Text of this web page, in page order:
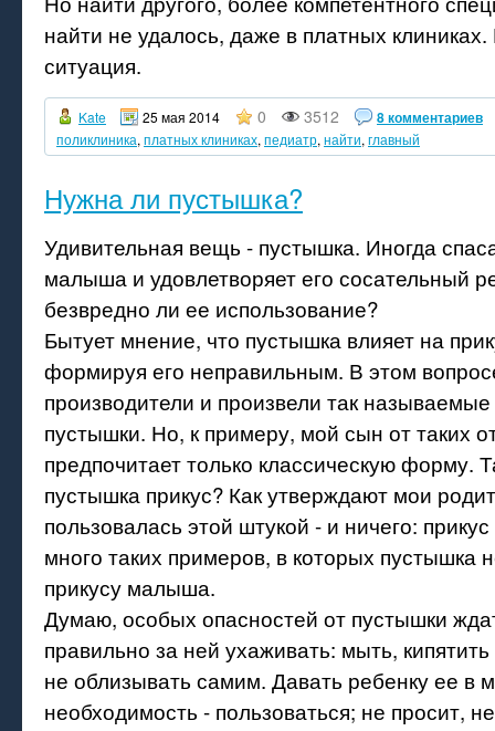
найти не удалось, даже в платных клиниках.
ситуация.
Kate 25 мая 2014 0 3512 8 комментариев
поликлиника, платных клиниках, педиатр, найти, главный
Нужна ли пустышка?
Удивительная вещь - пустышка. Иногда
малыша и удовлетворяет его сосательный
безвредно ли ее использование?
Бытует мнение, что пустышка влияет на
формируя его неправильным. В этом
производители и произвели так
пустышки. Но, к примеру, мой сын от таких
предпочитает только классическую форму.
пустышка прикус? Как утверждают мои
пользовалась этой штукой - и ничего:
много таких примеров, в которых пустышка
прикусу малыша.
Думаю, особых опасностей от пустышки
правильно за ней ухаживать: мыть,
не облизывать самим. Давать ребенку ее в
необходимость - пользоваться; не просит,